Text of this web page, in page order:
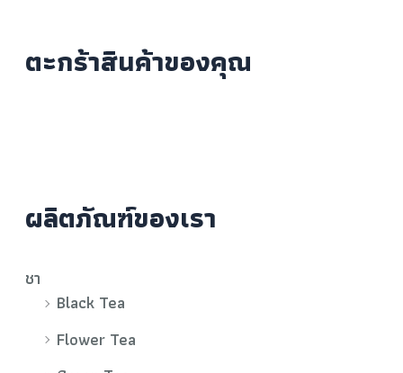
ตะกร้าสินค้าของคุณ
ผลิตภัณฑ์ของเรา
ชา
Black Tea
Flower Tea